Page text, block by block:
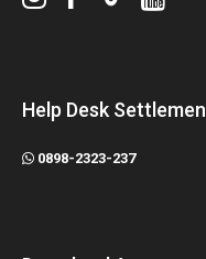
Help Desk
0898-2323-237